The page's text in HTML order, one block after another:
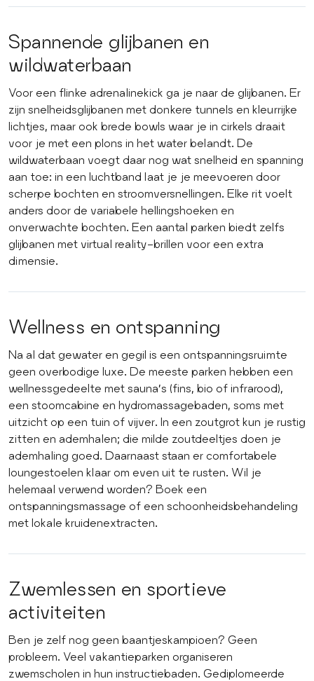
Spannende glijbanen en
wildwaterbaan
Voor een flinke adrenalinekick ga je naar de glijbanen. Er
zijn snelheidsglijbanen met donkere tunnels en kleurrijke
lichtjes, maar ook brede bowls waar je in cirkels draait
voor je met een plons in het water belandt. De
wildwaterbaan voegt daar nog wat snelheid en spanning
aan toe: in een luchtband laat je je meevoeren door
scherpe bochten en stroomversnellingen. Elke rit voelt
anders door de variabele hellingshoeken en
onverwachte bochten. Een aantal parken biedt zelfs
glijbanen met virtual reality-brillen voor een extra
dimensie.
Wellness en ontspanning
Na al dat gewater en gegil is een ontspanningsruimte
geen overbodige luxe. De meeste parken hebben een
wellnessgedeelte met sauna’s (fins, bio of infrarood),
een stoomcabine en hydromassagebaden, soms met
uitzicht op een tuin of vijver. In een zoutgrot kun je rustig
zitten en ademhalen; die milde zoutdeeltjes doen je
ademhaling goed. Daarnaast staan er comfortabele
loungestoelen klaar om even uit te rusten. Wil je
helemaal verwend worden? Boek een
ontspanningsmassage of een schoonheidsbehandeling
met lokale kruidenextracten.
Zwemlessen en sportieve
activiteiten
Ben je zelf nog geen baantjeskampioen? Geen
probleem. Veel vakantieparken organiseren
zwemscholen in hun instructiebaden. Gediplomeerde